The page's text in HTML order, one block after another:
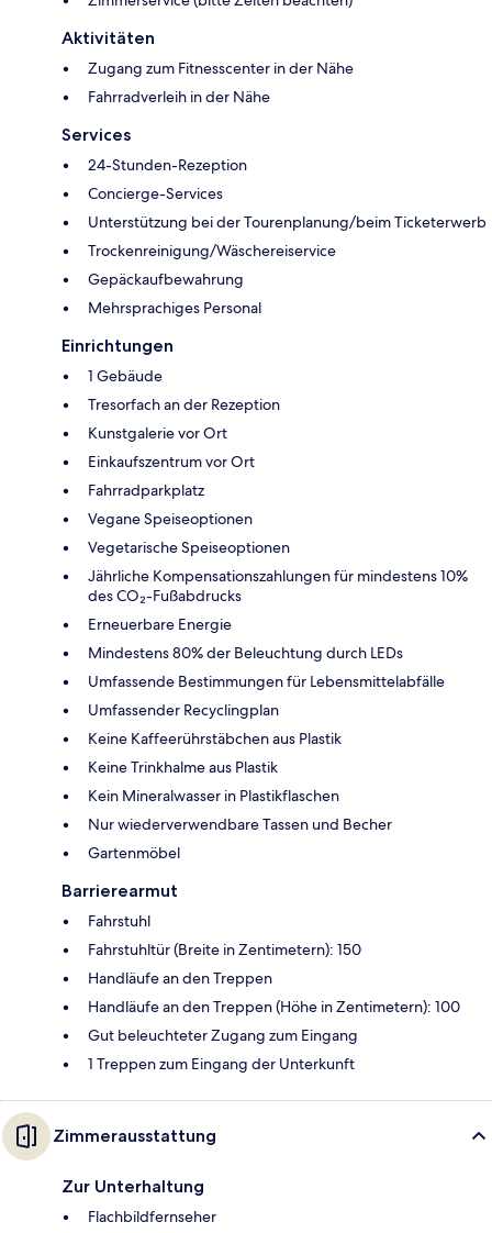
Aktivitäten
Zugang zum Fitnesscenter in der Nähe
Fahrradverleih in der Nähe
Services
24-Stunden-Rezeption
Concierge-Services
Unterstützung bei der Tourenplanung/beim Ticketerwerb
Trockenreinigung/Wäschereiservice
Gepäckaufbewahrung
Mehrsprachiges Personal
Einrichtungen
1 Gebäude
Tresorfach an der Rezeption
Kunstgalerie vor Ort
Einkaufszentrum vor Ort
Fahrradparkplatz
Vegane Speiseoptionen
Vegetarische Speiseoptionen
Jährliche Kompensationszahlungen für mindestens 10%
des CO₂-Fußabdrucks
Erneuerbare Energie
Mindestens 80% der Beleuchtung durch LEDs
Umfassende Bestimmungen für Lebensmittelabfälle
Umfassender Recyclingplan
Keine Kaffeerührstäbchen aus Plastik
Keine Trinkhalme aus Plastik
Kein Mineralwasser in Plastikflaschen
Nur wiederverwendbare Tassen und Becher
Gartenmöbel
Barrierearmut
Fahrstuhl
Fahrstuhltür (Breite in Zentimetern): 150
Handläufe an den Treppen
Handläufe an den Treppen (Höhe in Zentimetern): 100
Gut beleuchteter Zugang zum Eingang
1 Treppen zum Eingang der Unterkunft
Zimmerausstattung
Zur Unterhaltung
Flachbildfernseher